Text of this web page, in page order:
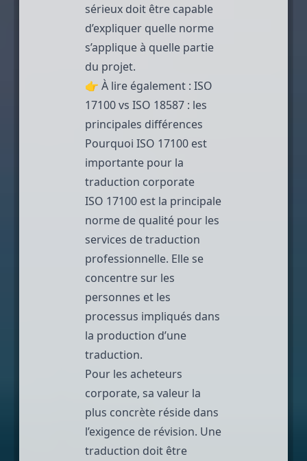
sérieux doit être capable
d’expliquer quelle norme
s’applique à quelle partie
du projet.
👉 À lire également : ISO
17100 vs ISO 18587 : les
principales différences
Pourquoi ISO 17100 est
importante pour la
traduction corporate
ISO 17100 est la principale
norme de qualité pour les
services de traduction
professionnelle. Elle se
concentre sur les
personnes et les
processus impliqués dans
la production d’une
traduction.
Pour les acheteurs
corporate, sa valeur la
plus concrète réside dans
l’exigence de révision. Une
traduction doit être